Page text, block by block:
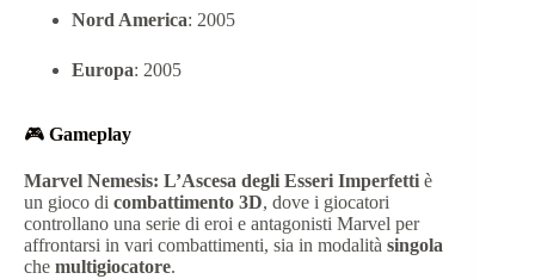
Nord America: 2005
Europa: 2005
🎮 Gameplay
Marvel Nemesis: L’Ascesa degli Esseri Imperfetti è
un gioco di combattimento 3D, dove i giocatori
controllano una serie di eroi e antagonisti Marvel per
affrontarsi in vari combattimenti, sia in modalità singola
che multigiocatore.